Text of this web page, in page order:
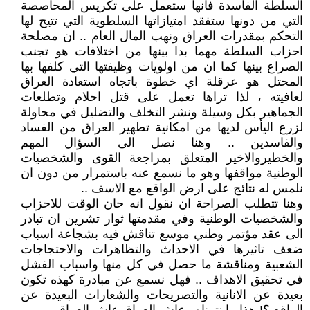
السلطة الفاسدة فانها ستعمل على تكريس المحاصصة
التي من دونها ستفقد امتيازاتها السلطوية التي تتيح لها
التحكم بمقدرات العراق ونهب المال العام .. ان مصلحة
احزاب السلطة مهما بدا بينها من اختلافات هو تجنب
الصراع بينها كما ان من اولويات وظيفتها التي كلفها بها
المحتل هو عرقلة اي خطوة باتجاه استعادة العراق
لعافيته ، لذا تراها تعمل على قتل احلام وتطلعات
الجماهير بكل وسيلة ونشر التخلف والتضليل في محاولة
لزرع اليأس لديها من امكانية تطهير العراق من الفساد
والفاسدين .. وهنا نصل الى السؤال المهم
والخطيروالاخير المتعلق بمراجعة القوى والشخصيات
الوطنية مواقفها وهو ما نسمع عنه باستمرار من دون ان
نلمس له نتائج على ارض الواقع مع الاسف ..
وهنا تتطلب الصراحة ان نقول انه حان الوقت للاحزاب
والشخصيات الوطنية وفي مقدمتها ثوار تشرين ان تبادر
الى عقد مؤتمر وطني موسع تناقش فيه بشجاعة اسباب
ضعف تاثيرها في الاحداث والتظاهرات والاحتجاجات
الشعبية ومناقشة ما حصل في كل منها واسباب الفشل
في تحقيق الاهداف .. فهل نسمع عن مبادرة كهذه تكون
بعيدة عن الانانية والتصريحات والشعارات البعيدة عن